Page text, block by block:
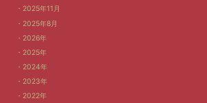
2025年11月
2025年8月
2026年
2025年
2024年
2023年
2022年